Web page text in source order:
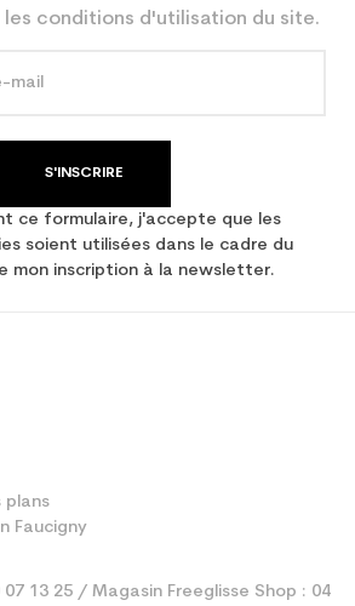
kg)conditions d'utilisation du site.
S'INSCRIRE
ce formulaire, j'accepte que les
soient utilisées dans le cadre du
mon inscription à la newsletter.
plans
Faucigny
13 25 / Magasin Freeglisse Shop : 04